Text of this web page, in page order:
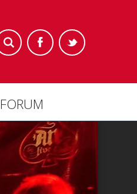
FORUM